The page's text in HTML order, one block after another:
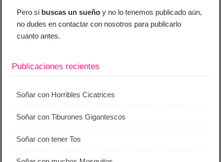
Pero si buscas un sueño y no lo tenemos publicado aún,
no dudes en contactar con nosotros para publicarlo
cuanto antes.
Publicaciones recientes
Soñar con Horribles Cicatrices
Soñar con Tiburones Gigantescos
Soñar con tener Tos